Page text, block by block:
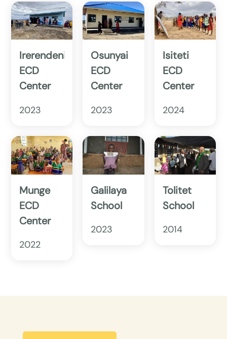
Irerendeni
ECD
Center
2023
Osunyai
ECD
Center
2023
Isiteti
ECD
Center
2024
Munge
ECD
Center
2022
Galilaya
School
2023
Tolitet
School
2014